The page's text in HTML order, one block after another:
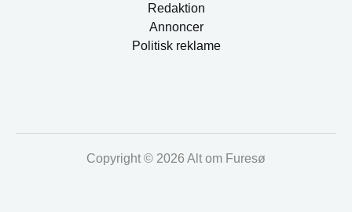
Redaktion
Annoncer
Politisk reklame
Copyright © 2026 Alt om Furesø